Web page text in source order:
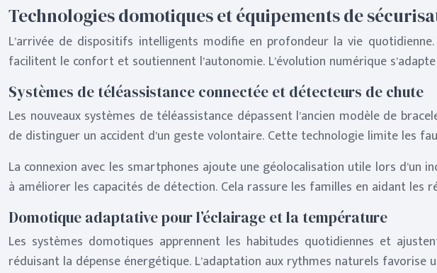
Technologies domotiques et équipements de
L’arrivée de dispositifs intelligents modifie en profondeur la vie
facilitent le confort et soutiennent l’autonomie. L’évolution numérique
Systèmes de téléassistance connectée et détecteurs de chute
Les nouveaux systèmes de téléassistance dépassent l’ancien modèle de
de distinguer un accident d’un geste volontaire. Cette technologie limite les
La connexion avec les smartphones ajoute une géolocalisation utile lors d’un
à améliorer les capacités de détection. Cela rassure les familles en aidant les
Domotique adaptative pour l’éclairage et la température
Les systèmes domotiques apprennent les habitudes quotidiennes et
réduisant la dépense énergétique. L’adaptation aux rythmes naturels